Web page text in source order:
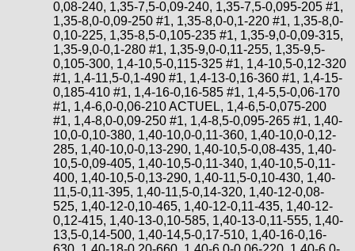
0,08-240, 1,35-7,5-0,09-240, 1,35-7,5-0,095-205 #1,
1,35-8,0-0,09-250 #1, 1,35-8,0-0,1-220 #1, 1,35-8,0-
0,10-225, 1,35-8,5-0,105-235 #1, 1,35-9,0-0,09-315,
1,35-9,0-0,1-280 #1, 1,35-9,0-0,11-255, 1,35-9,5-
0,105-300, 1,4-10,5-0,115-325 #1, 1,4-10,5-0,12-320
#1, 1,4-11,5-0,1-490 #1, 1,4-13-0,16-360 #1, 1,4-15-
0,185-410 #1, 1,4-16-0,16-585 #1, 1,4-5,5-0,06-170
#1, 1,4-6,0-0,06-210 ACTUEL, 1,4-6,5-0,075-200
#1, 1,4-8,0-0,09-250 #1, 1,4-8,5-0,095-265 #1, 1,40-
10,0-0,10-380, 1,40-10,0-0,11-360, 1,40-10,0-0,12-
285, 1,40-10,0-0,13-290, 1,40-10,5-0,08-435, 1,40-
10,5-0,09-405, 1,40-10,5-0,11-340, 1,40-10,5-0,11-
400, 1,40-10,5-0,13-290, 1,40-11,5-0,10-430, 1,40-
11,5-0,11-395, 1,40-11,5-0,14-320, 1,40-12-0,08-
525, 1,40-12-0,10-465, 1,40-12-0,11-435, 1,40-12-
0,12-415, 1,40-13-0,10-585, 1,40-13-0,11-555, 1,40-
13,5-0,14-500, 1,40-14,5-0,17-510, 1,40-16-0,16-